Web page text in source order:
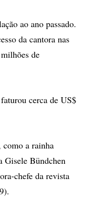
ao ano passado.
da cantora nas
de
cerca de US$
como a rainha
Gisele Bündchen
chefe da revista